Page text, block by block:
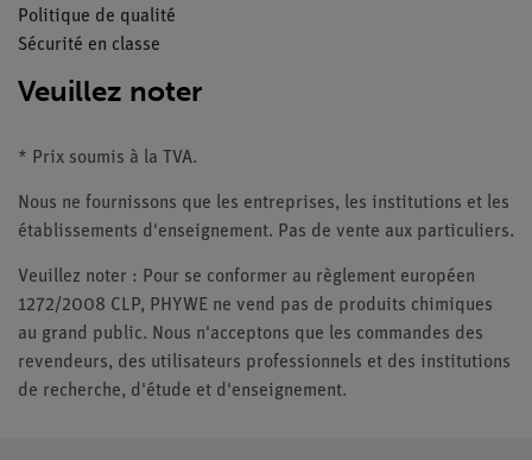
Politique de qualité
Sécurité en classe
Veuillez noter
* Prix soumis à la TVA.
Nous ne fournissons que les entreprises, les institutions et les
établissements d'enseignement. Pas de vente aux particuliers.
Veuillez noter : Pour se conformer au règlement européen
1272/2008 CLP, PHYWE ne vend pas de produits chimiques
au grand public. Nous n'acceptons que les commandes des
revendeurs, des utilisateurs professionnels et des institutions
de recherche, d'étude et d'enseignement.